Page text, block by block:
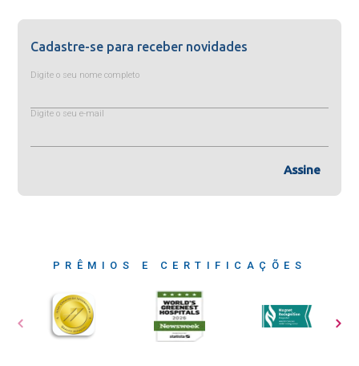
Cadastre-se para receber novidades
Digite o seu nome completo
Digite o seu e-mail
Assine
PRÊMIOS E CERTIFICAÇÕES